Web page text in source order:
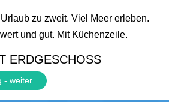
zu zweit. Viel Meer erleben.
und gut. Mit Küchenzeile.
ERDGESCHOSS
weiter..